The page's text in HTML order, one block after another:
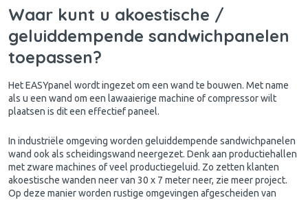
Waar kunt u akoestische /
geluiddempende sandwichpanelen
toepassen?
Het EASYpanel wordt ingezet om een wand te bouwen. Met name
als u een wand om een lawaaierige machine of compressor wilt
plaatsen is dit een effectief paneel.
In industriële omgeving worden geluiddempende sandwichpanelen
wand ook als scheidingswand neergezet. Denk aan productiehallen
met zware machines of veel productiegeluid. Zo zetten klanten
akoestische wanden neer van 30 x 7 meter neer, zie meer project.
Op deze manier worden rustige omgevingen afgescheiden van